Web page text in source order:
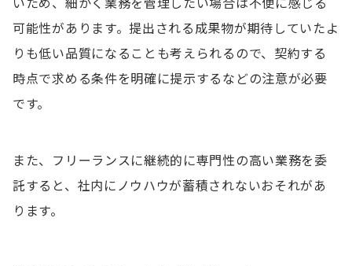
いため、細かく業務を管理したい場合は不便に感じる
可能性があります。提出される成果物が期待していたよ
りも低い品質になることも考えられるので、契約する
時点で求める条件を明確に提示するなどの注意が必要
です。
また、フリーランスに継続的に専門性の高い業務を委
託すると、社内にノウハウが蓄積されないおそれがあ
ります。